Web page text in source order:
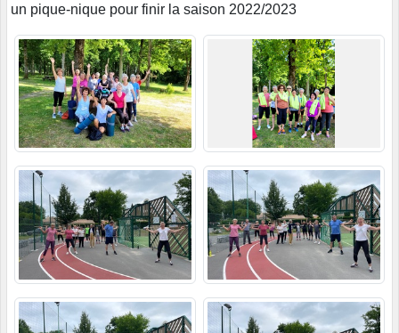
un pique-nique pour finir la saison 2022/2023